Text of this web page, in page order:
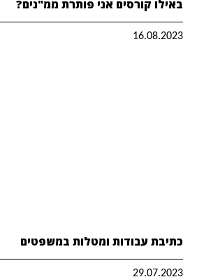
באילו קורסים אני פותרת ממ"נים?
16.08.2023
כתיבת עבודות ומטלות במשפטים
29.07.2023